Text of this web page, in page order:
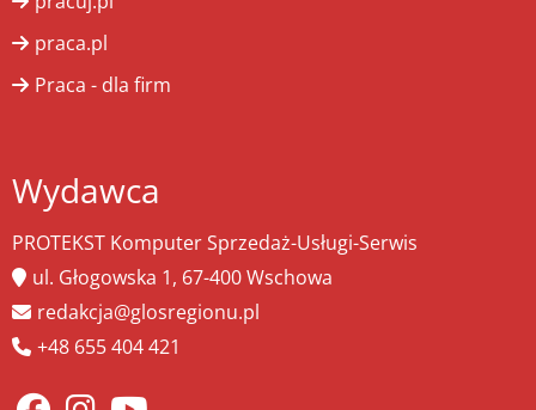
praca.pl
Praca - dla firm
Wydawca
PROTEKST Komputer Sprzedaż-Usługi-Serwis
ul. Głogowska 1, 67-400 Wschowa
redakcja@glosregionu.pl
+48 655 404 421